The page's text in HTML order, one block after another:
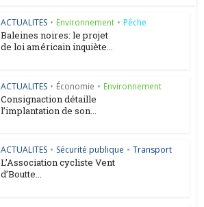
ACTUALITES • Environnement • Pêche
Baleines noires: le projet
de loi américain inquiète...
ACTUALITES • Économie • Environnement
Consignaction détaille
l’implantation de son...
ACTUALITES • Sécurité publique • Transport
L’Association cycliste Vent
d’Boutte...